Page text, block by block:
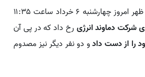
: ظهر امروز چهارشنبه ۶ خرداد ساعت ۱۱:۳۵
شرکت دماوند انرژی رخ داد که در پی آن
را از دست دادو دو نفر دیگر نیز مصدوم